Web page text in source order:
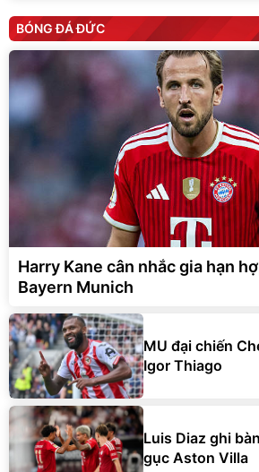
BÓNG ĐÁ ĐỨC
Harry Kane cân nhắc gia hạn
Bayern Munich
MU đại chiến
Igor Thiago
Luis Diaz ghi
gục Aston Villa